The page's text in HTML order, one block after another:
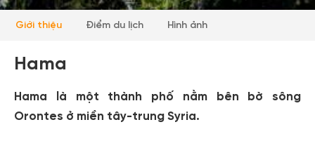
Giới thiệu Điểm du lịch Hình ảnh
Hama
Hama là một thành phố nằm bên bờ sông
Orontes ở miền tây-trung Syria.